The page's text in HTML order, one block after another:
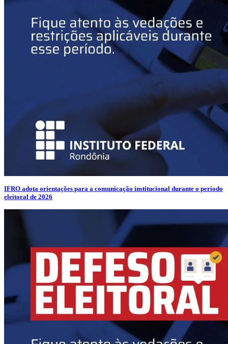
IFRO adota orientações para a comunicação institucional durante o período
eleitoral de 2026